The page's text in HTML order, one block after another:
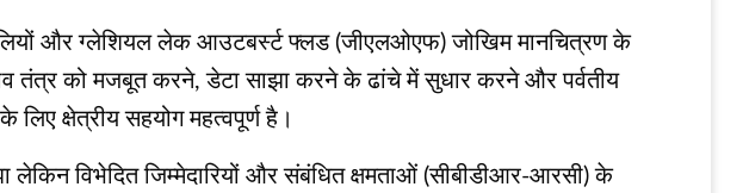
और ग्लेशियल लेक आउटबर्स्ट फ्लड (जीएलओएफ) जोखिम मानचित्रण के
तंत्र को मजबूत करने, डेटा साझा करने के ढांचे में सुधार करने और पर्वतीय
लिए क्षेत्रीय सहयोग महत्वपूर्ण है।
लेकिन विभेदित जिम्मेदारियों और संबंधित क्षमताओं (सीबीडीआर-आरसी) के